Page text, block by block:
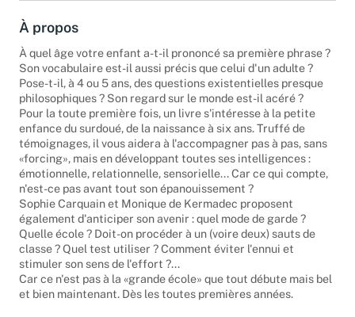
À propos
À quel âge votre enfant a-t-il prononcé sa première phrase ?
Son vocabulaire est-il aussi précis que celui d'un adulte ?
Pose-t-il, à 4 ou 5 ans, des questions existentielles presque
philosophiques ? Son regard sur le monde est-il acéré ?
Pour la toute première fois, un livre s'intéresse à la petite
enfance du surdoué, de la naissance à six ans. Truffé de
témoignages, il vous aidera à l'accompagner pas à pas, sans
«forcing», mais en développant toutes ses intelligences :
émotionnelle, relationnelle, sensorielle... Car ce qui compte,
n'est-ce pas avant tout son épanouissement ?
Sophie Carquain et Monique de Kermadec proposent
également d'anticiper son avenir : quel mode de garde ?
Quelle école ? Doit-on procéder à un (voire deux) sauts de
classe ? Quel test utiliser ? Comment éviter l'ennui et
stimuler son sens de l'effort ?...
Car ce n'est pas à la «grande école» que tout débute mais bel
et bien maintenant. Dès les toutes premières années.